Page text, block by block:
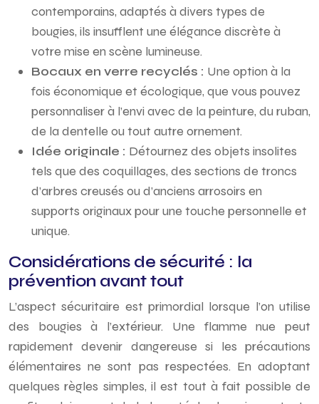
contemporains, adaptés à divers types de
bougies, ils insufflent une élégance discrète à
votre mise en scène lumineuse.
Bocaux en verre recyclés : Une option à la
fois économique et écologique, que vous pouvez
personnaliser à l’envi avec de la peinture, du ruban,
de la dentelle ou tout autre ornement.
Idée originale : Détournez des objets insolites
tels que des coquillages, des sections de troncs
d’arbres creusés ou d’anciens arrosoirs en
supports originaux pour une touche personnelle et
unique.
Considérations de sécurité : la
prévention avant tout
L’aspect sécuritaire est primordial lorsque l’on utilise
des bougies à l’extérieur. Une flamme nue peut
rapidement devenir dangereuse si les précautions
élémentaires ne sont pas respectées. En adoptant
quelques règles simples, il est tout à fait possible de